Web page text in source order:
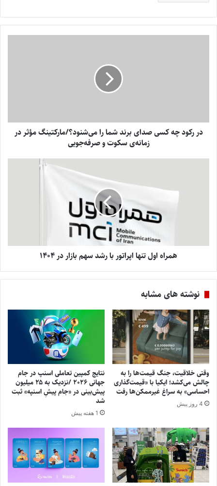
در رکود چه کسی صدای برند شما را می‌شنود؟/مارکتینگ مؤثر در
زمانه‌ی سکوت و صرفه‌جویی
همراه اول تنها اپراتور با رشد سهم بازار در ۱۴۰۴
نوشته های مشابه
وقتی خلاقیت، جنگ قیمت‌ها را به
چالش می‌کشد؛ ایکیا با «قیمت‌گذاری
احساسی» به سراغ غیرممکن‌ها رفت
4 روز پیش
نتایج کمپین تعاملی اسنپ در جام
جهانی ۲۰۲۶ /نزدیک به ۲۵ میلیون
پیش‌بینی در «جام پیشِ اسنپه» ثبت
شد
1 هفته پیش